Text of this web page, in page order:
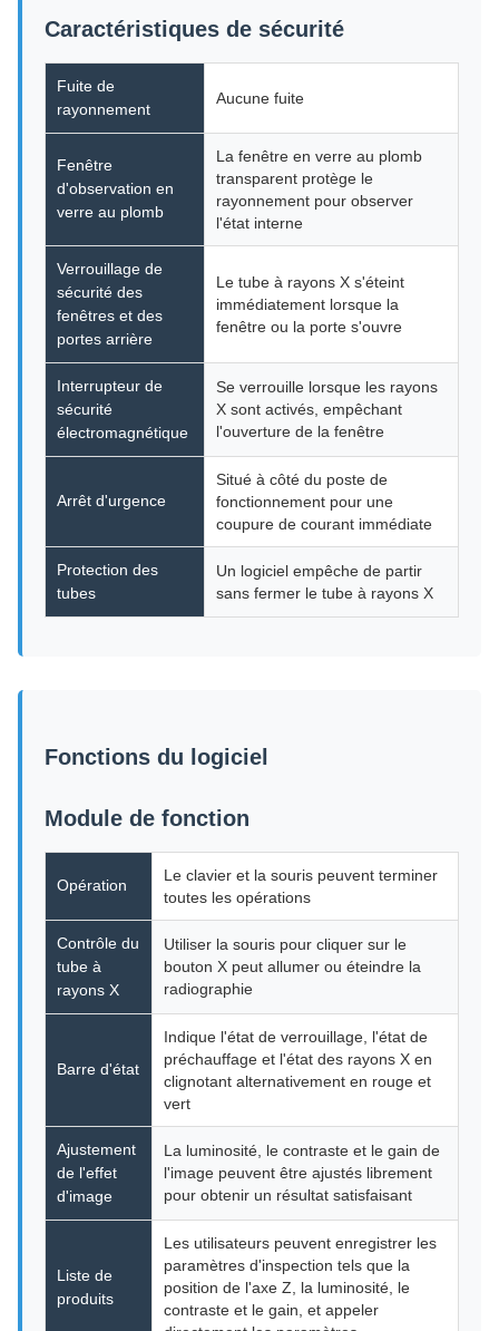
Caractéristiques de sécurité
Fuite de
rayonnement
Aucune fuite
Fenêtre
d'observation en
verre au plomb
La fenêtre en verre au plomb
transparent protège le
rayonnement pour observer
l'état interne
Verrouillage de
sécurité des
fenêtres et des
portes arrière
Le tube à rayons X s'éteint
immédiatement lorsque la
fenêtre ou la porte s'ouvre
Interrupteur de
sécurité
électromagnétique
Se verrouille lorsque les rayons
X sont activés, empêchant
l'ouverture de la fenêtre
Arrêt d'urgence
Situé à côté du poste de
fonctionnement pour une
coupure de courant immédiate
Protection des
tubes
Un logiciel empêche de partir
sans fermer le tube à rayons X
Fonctions du logiciel
Module de fonction
Opération
Le clavier et la souris peuvent terminer
toutes les opérations
Contrôle du
tube à
rayons X
Utiliser la souris pour cliquer sur le
bouton X peut allumer ou éteindre la
radiographie
Barre d'état
Indique l'état de verrouillage, l'état de
préchauffage et l'état des rayons X en
clignotant alternativement en rouge et
vert
Ajustement
de l'effet
d'image
La luminosité, le contraste et le gain de
l'image peuvent être ajustés librement
pour obtenir un résultat satisfaisant
Liste de
produits
Les utilisateurs peuvent enregistrer les
paramètres d'inspection tels que la
position de l'axe Z, la luminosité, le
contraste et le gain, et appeler